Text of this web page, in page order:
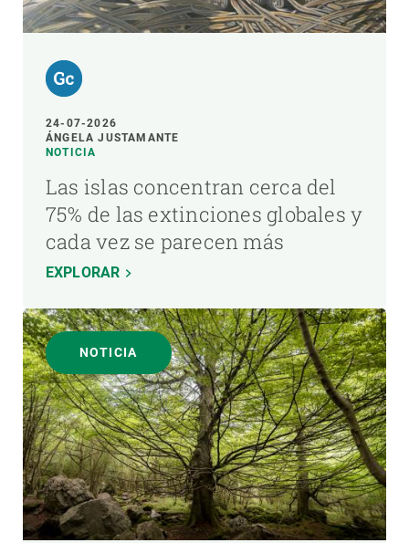
24-07-2026
ÁNGELA JUSTAMANTE
NOTICIA
Las islas concentran cerca del
75% de las extinciones globales y
cada vez se parecen más
EXPLORAR
NOTICIA